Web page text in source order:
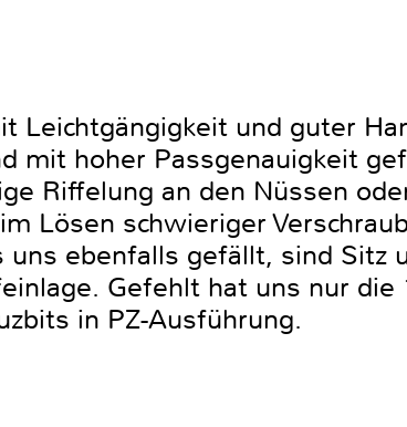
Leichtgängigkeit und guter
mit hoher Passgenauigkeit
Riffelung an den Nüssen
Lösen schwieriger
ebenfalls gefällt, sind Sitz
Gefehlt hat uns nur die
in PZ-Ausführung.